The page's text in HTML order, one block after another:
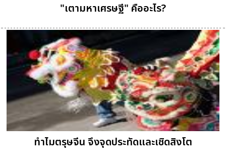
"เตามหาเศรษฐี" คืออะไร?
ทำไมตรุษจีน จึงจุดประทัดและเชิดสิงโต